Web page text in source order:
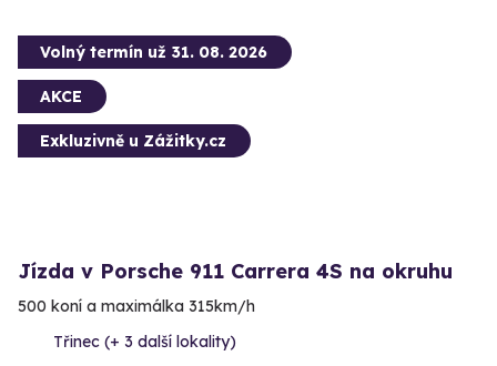
Volný termín už 31. 08. 2026
AKCE
Exkluzivně u Zážitky.cz
Jízda v Porsche 911 Carrera 4S na okruhu
500 koní a maximálka 315km/h
Třinec (+ 3 další lokality)